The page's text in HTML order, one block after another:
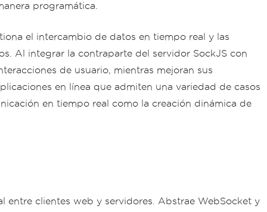
programática.
el intercambio de datos en tiempo real y las
Al integrar la contraparte del servidor SockJS con
de usuario, mientras mejoran sus
en línea que admiten una variedad de casos
en tiempo real como la creación dinámica de
clientes web y servidores. Abstrae WebSocket y